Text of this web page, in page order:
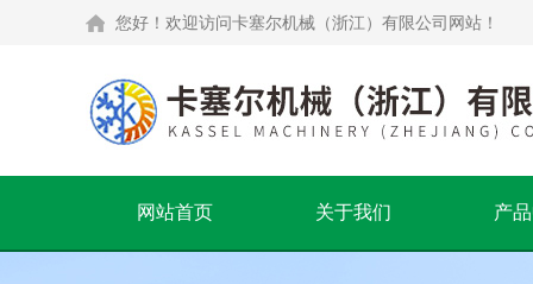
您好！欢迎访问卡塞尔机械（浙江）有限公司网站！
网站首页 关于我们 产